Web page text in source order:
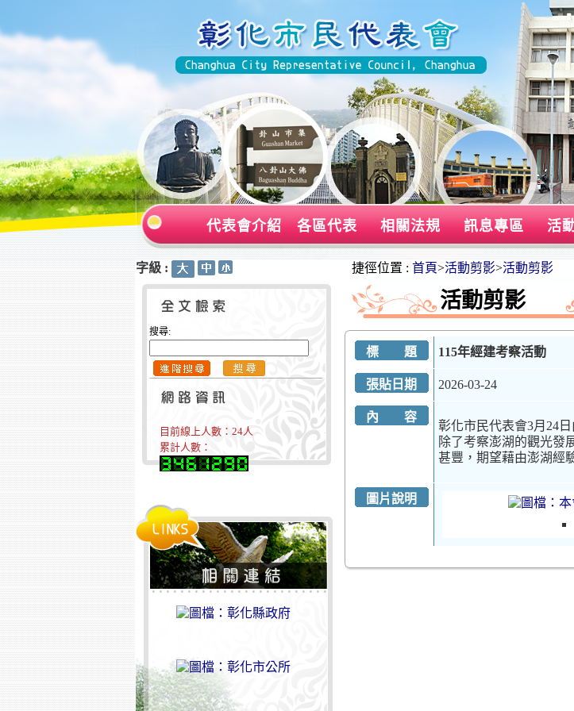
代表會介紹 各區代表 相關法規 訊息專區 活
字級 :
搜尋:
目前線上人數： 24人
累計人數：
捷徑位置 : 首頁>活動剪影>活動剪影
活動剪影
標 題 115年經建考察活動
張貼日期 2026-03-24
內 容
彰化市民代表會3月24
除了考察澎湖的觀光發
甚豐，期望藉由澎湖經
圖片說明